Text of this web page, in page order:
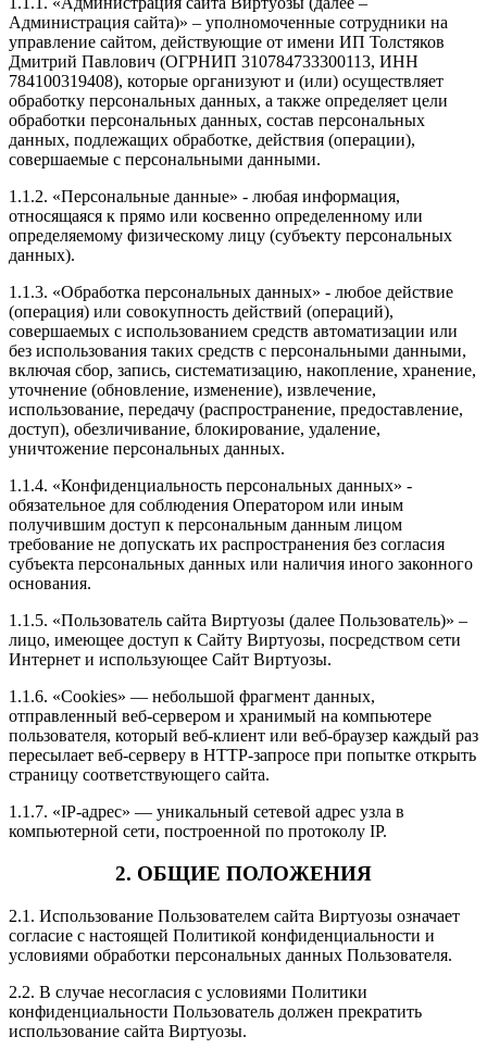
Администрация сайта)» – уполномоченные сотрудники на
управление сайтом, действующие от имени ИП Толстяков
Дмитрий Павлович (ОГРНИП 310784733300113, ИНН
784100319408), которые организуют и (или) осуществляет
обработку персональных данных, а также определяет цели
обработки персональных данных, состав персональных
данных, подлежащих обработке, действия (операции),
совершаемые с персональными данными.
1.1.2. «Персональные данные» - любая информация,
относящаяся к прямо или косвенно определенному или
определяемому физическому лицу (субъекту персональных
данных).
1.1.3. «Обработка персональных данных» - любое действие
(операция) или совокупность действий (операций),
совершаемых с использованием средств автоматизации или
без использования таких средств с персональными данными,
включая сбор, запись, систематизацию, накопление, хранение,
уточнение (обновление, изменение), извлечение,
использование, передачу (распространение, предоставление,
доступ), обезличивание, блокирование, удаление,
уничтожение персональных данных.
1.1.4. «Конфиденциальность персональных данных» -
обязательное для соблюдения Оператором или иным
получившим доступ к персональным данным лицом
требование не допускать их распространения без согласия
субъекта персональных данных или наличия иного законного
основания.
1.1.5. «Пользователь сайта Виртуозы (далее Пользователь)» –
лицо, имеющее доступ к Сайту Виртуозы, посредством сети
Интернет и использующее Сайт Виртуозы.
1.1.6. «Cookies» — небольшой фрагмент данных,
отправленный веб-сервером и хранимый на компьютере
пользователя, который веб-клиент или веб-браузер каждый раз
пересылает веб-серверу в HTTP-запросе при попытке открыть
страницу соответствующего сайта.
1.1.7. «IP-адрес» — уникальный сетевой адрес узла в
компьютерной сети, построенной по протоколу IP.
2. ОБЩИЕ ПОЛОЖЕНИЯ
2.1. Использование Пользователем сайта Виртуозы означает
согласие с настоящей Политикой конфиденциальности и
условиями обработки персональных данных Пользователя.
2.2. В случае несогласия с условиями Политики
конфиденциальности Пользователь должен прекратить
использование сайта Виртуозы.